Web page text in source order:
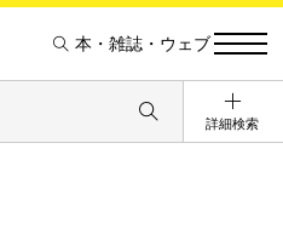
本・雑誌・ウェブ
詳細検索